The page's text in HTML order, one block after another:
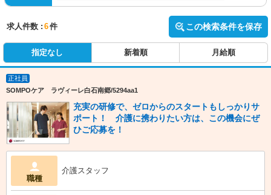
求人件数 : 6件 この検索条件を保存
指定なし 新着順 月給順
正社員
SOMPOケア ラヴィーレ白石南郷/5294aa1
充実の研修で、ゼロからのスタートもしっかりサ
ポート！ 介護に携わりたい方は、この機会にぜ
ひご応募を！
職種
介護スタッフ